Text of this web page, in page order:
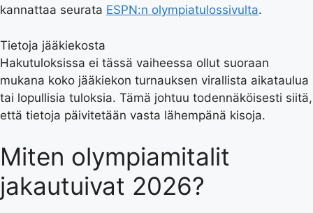
kannattaa seurata ESPN:n olympiatulossivulta.
Tietoja jääkiekosta
Hakutuloksissa ei tässä vaiheessa ollut suoraan
mukana koko jääkiekon turnauksen virallista aikataulua
tai lopullisia tuloksia. Tämä johtuu todennäköisesti siitä,
että tietoja päivitetään vasta lähempänä kisoja.
Miten olympiamitalit
jakautuivat 2026?